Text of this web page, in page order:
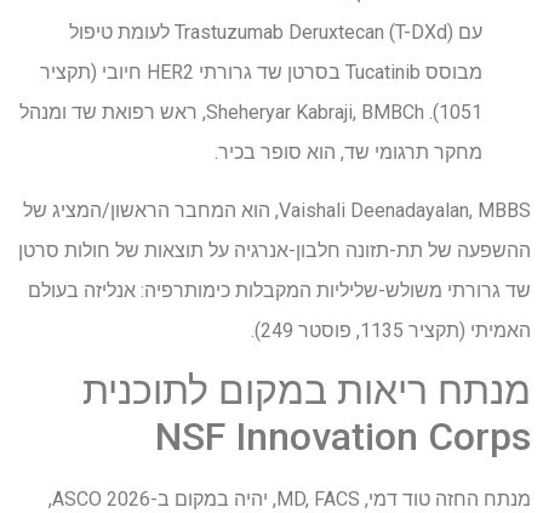
עם Trastuzumab Deruxtecan (T-DXd) לעומת טיפול
מבוסס Tucatinib בסרטן שד גרורתי HER2 חיובי (תקציר
1051). Sheheryar Kabraji, BMBCh, ראש רפואת שד ומנהל
מחקר תרגומי שד, הוא סופר בכיר.
Vaishali Deenadayalan, MBBS, הוא המחבר הראשון/המציג של
ההשפעה של תת-תזונה חלבון-אנרגיה על תוצאות של חולות סרטן
שד גרורתי משולש-שליליות המקבלות כימותרפיה: אנליזה בעולם
האמיתי (תקציר 1135, פוסטר 249).
מנתח ריאות במקום לתוכנית
NSF Innovation Corps
מנתח החזה טוד דמי, MD, FACS, יהיה במקום ב-ASCO 2026,